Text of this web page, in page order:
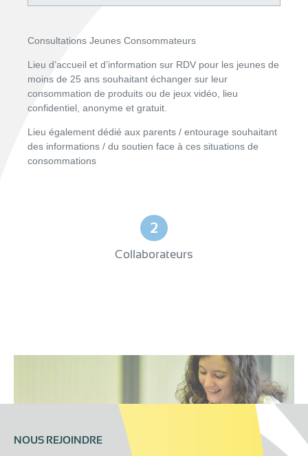
Consultations Jeunes Consommateurs
Lieu d’accueil et d’information sur RDV pour les jeunes de
moins de 25 ans souhaitant échanger sur leur
consommation de produits ou de jeux vidéo, lieu
confidentiel, anonyme et gratuit.
Lieu également dédié aux parents / entourage souhaitant
des informations / du soutien face à ces situations de
consommations
2
Collaborateurs
NOUS REJOINDRE